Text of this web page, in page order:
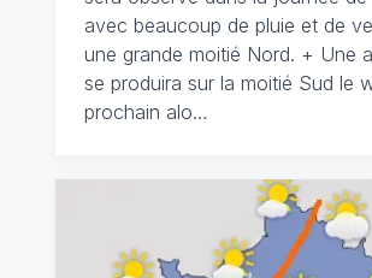
avec beaucoup de pluie et de
une grande moitié Nord. + Une
se produira sur la moitié Sud le
prochain alo…